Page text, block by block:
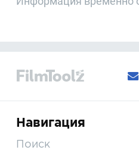
Навигация
Поиск